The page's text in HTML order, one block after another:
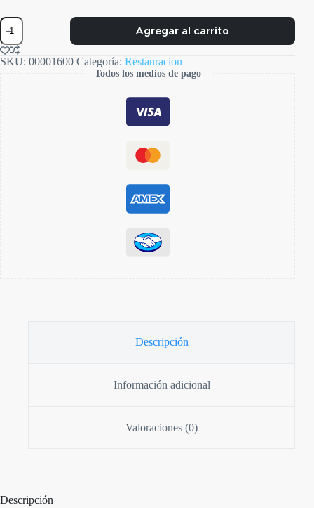
Contact
Gold
Kit
cantidad
Agregar al carrito
SKU: 00001600 Categoría: Restauracion
Todos los medios de pago
Descripción
Información adicional
Valoraciones (0)
Descripción